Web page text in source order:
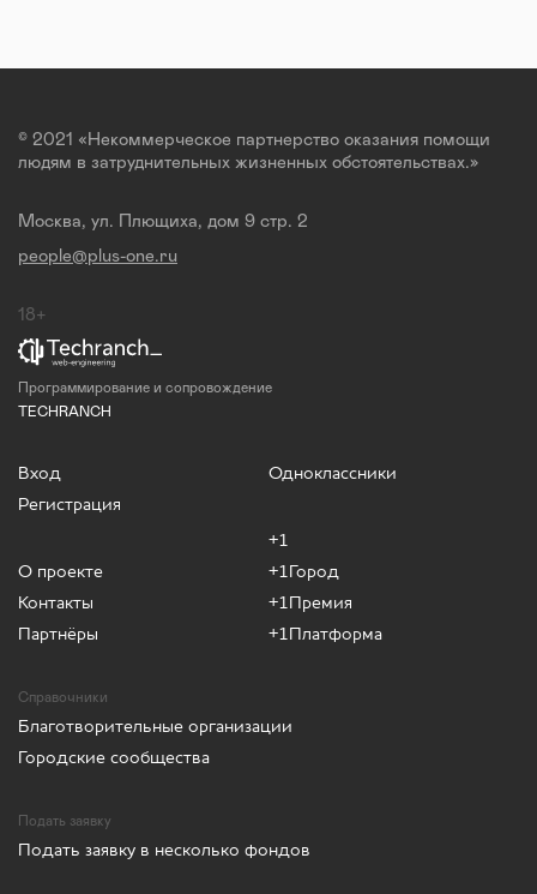
© 2021 «Некоммерческое партнерство оказания помощи
людям в затруднительных жизненных обстоятельствах.»
Москва, ул. Плющиха, дом 9 стр. 2
people@plus-one.ru
18+
Программирование и сопровождение
TECHRANCH
Вход
Регистрация
О проекте
Контакты
Партнёры
Одноклассники
+1
+1Город
+1Премия
+1Платформа
Справочники
Благотворительные организации
Городские сообщества
Подать заявку
Подать заявку в несколько фондов